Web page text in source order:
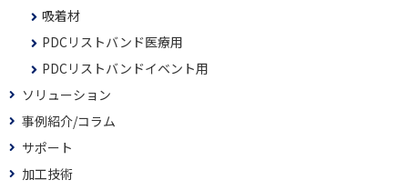
吸着材
PDCリストバンド医療用
PDCリストバンドイベント用
ソリューション
事例紹介/コラム
サポート
加工技術